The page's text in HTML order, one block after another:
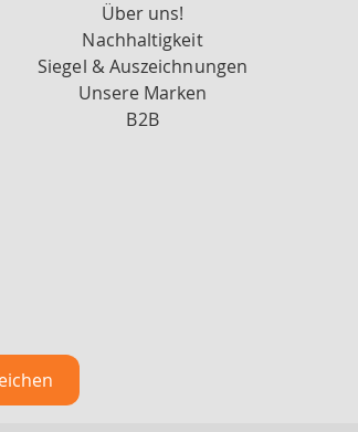
Über uns!
Nachhaltigkeit
Siegel & Auszeichnungen
Unsere Marken
B2B